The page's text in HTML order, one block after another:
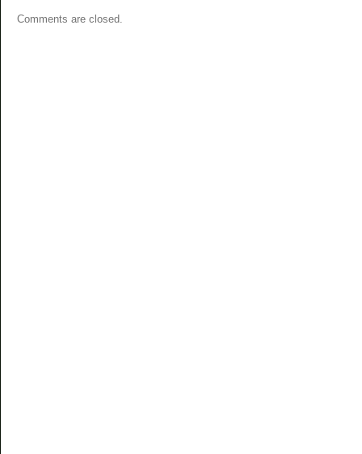
Comments are closed.